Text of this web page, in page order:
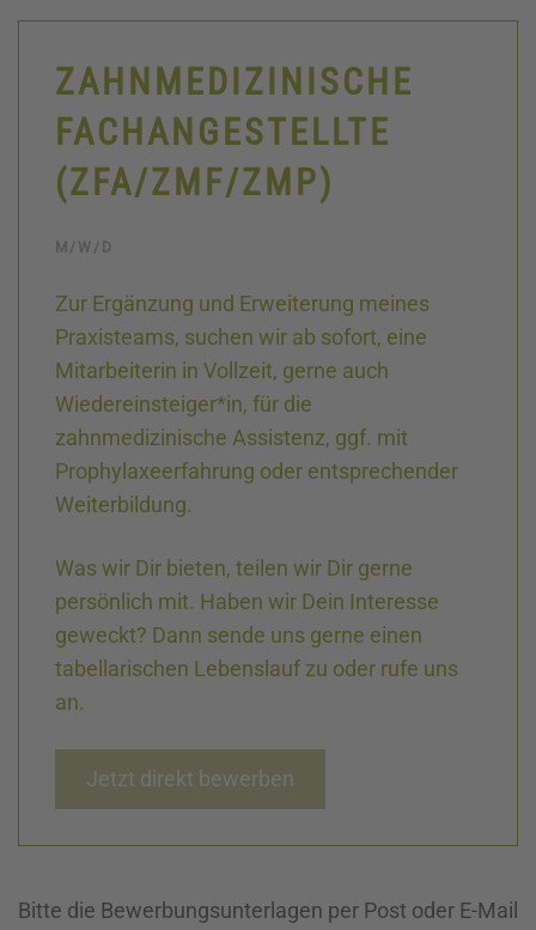
ZAHNMEDIZINISCHE
FACHANGESTELLTE
(ZFA/ZMF/ZMP)
M/W/D
Zur Ergänzung und Erweiterung meines
Praxisteams, suchen wir ab sofort, eine
Mitarbeiterin in Vollzeit, gerne auch
Wiedereinsteiger*in, für die
zahnmedizinische Assistenz, ggf. mit
Prophylaxeerfahrung oder entsprechender
Weiterbildung.
Was wir Dir bieten, teilen wir Dir gerne
persönlich mit. Haben wir Dein Interesse
geweckt? Dann sende uns gerne einen
tabellarischen Lebenslauf zu oder rufe uns
an.
Jetzt direkt bewerben
Bitte die Bewerbungsunterlagen per Post oder E-Mail